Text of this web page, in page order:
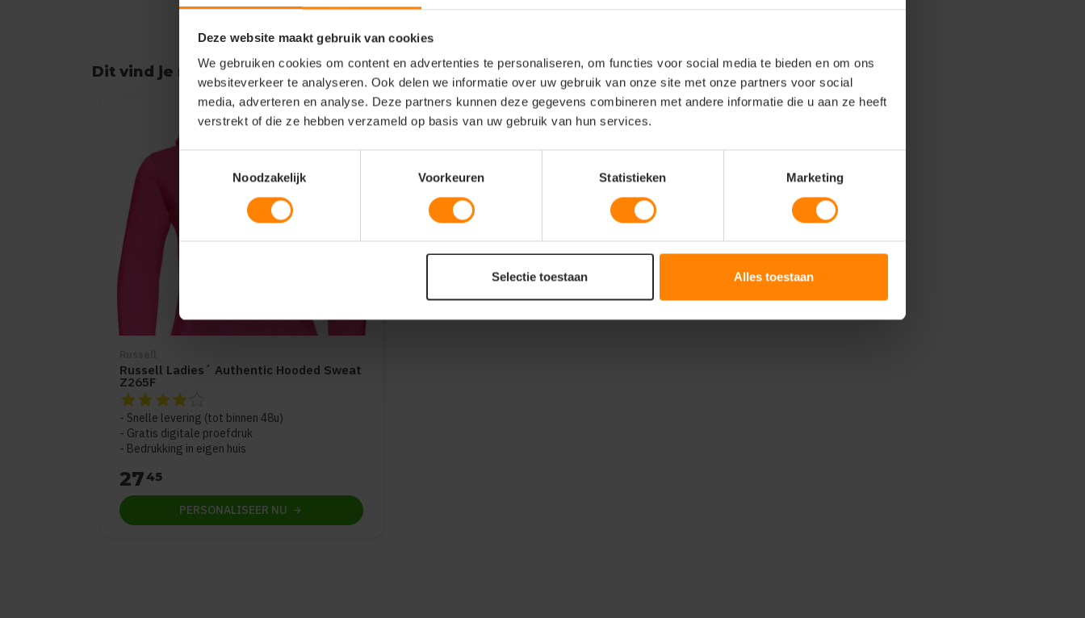
Deze website maakt gebruik van cookies
We gebruiken cookies om content en advertenties te personaliseren, om functies voor social media te bieden en om ons
websiteverkeer te analyseren. Ook delen we informatie over uw gebruik van onze site met onze partners voor social
media, adverteren en analyse. Deze partners kunnen deze gegevens combineren met andere informatie die u aan ze heeft
verstrekt of die ze hebben verzameld op basis van uw gebruik van hun services.
Noodzakelijk
Voorkeuren Statistieken Marketing
Selectie toestaan Alles toestaan
Dit vind je misschien ook leuk
Items van productcarrousel
Russell Ladies´ Authentic Hooded Sweat
Z265F
De beoordeling van dit product is
Snelle levering (tot binnen 48u)
Gratis digitale proefdruk
Bedrukking in eigen huis
2745
PERSONALISEER NU